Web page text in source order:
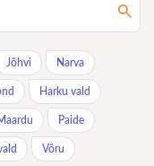
Jõhvi Narva
Harku vald
Paide
Võru